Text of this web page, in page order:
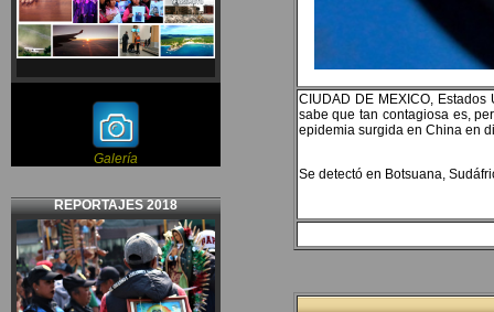
Galería
REPORTAJES 2018
CIUDAD DE MEXICO,
sabe que tan contagiosa es,
epidemia surgida en China en
Se detectó en Botsuana,